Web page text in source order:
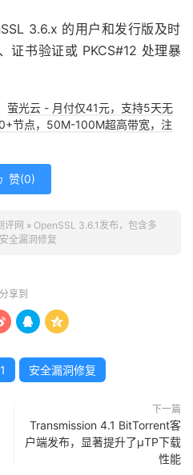
3.6.x 的用户和发行版及时
证书验证或 PKCS#12 处理暴
萤光云 - 月付仅41元，支持5天无
节点，50M-100M超高带宽，注
赞(0)
评网 » OpenSSL 3.6.1发布，包含多
全漏洞修复
分享到
 
安全漏洞修复
下一篇
Transmission 4.1 BitTorrent客
户端发布，显著提升了µTP下载
性能